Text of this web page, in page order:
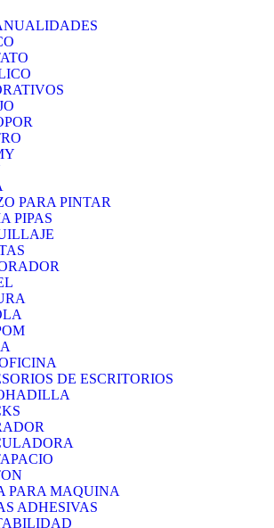
PARA PINTAR
PIPAS
DE ESCRITORIOS
PARA MAQUINA
ADHESIVAS